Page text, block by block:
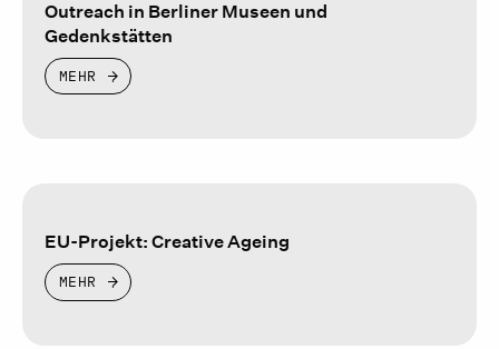
Outreach in Berliner Museen und
Gedenkstätten
MEHR
EU-Projekt: Creative Ageing
MEHR